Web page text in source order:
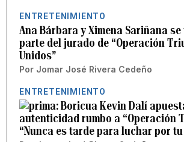
ENTRETENIMIENTO
Ana Bárbara y Ximena Sariñana se
parte del jurado de “Operación
Unidos”
Por Jomar José Rivera Cedeño
ENTRETENIMIENTO
Boricua Kevin Dalí
autenticidad rumbo a “Operación
“Nunca es tarde para luchar por tu